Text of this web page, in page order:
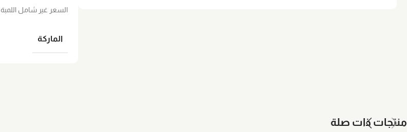
السعر غير شامل اللمبة
الماركة
منتجات ذات صلة